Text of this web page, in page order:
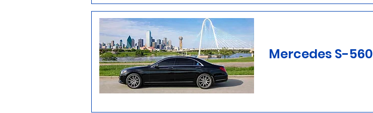
Mercedes S-560